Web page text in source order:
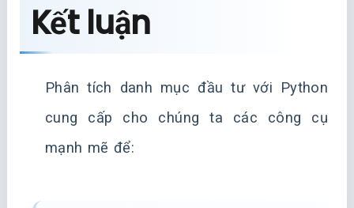
Kết luận
Phân tích danh mục đầu tư với Python
cung cấp cho chúng ta các công cụ
mạnh mẽ để: